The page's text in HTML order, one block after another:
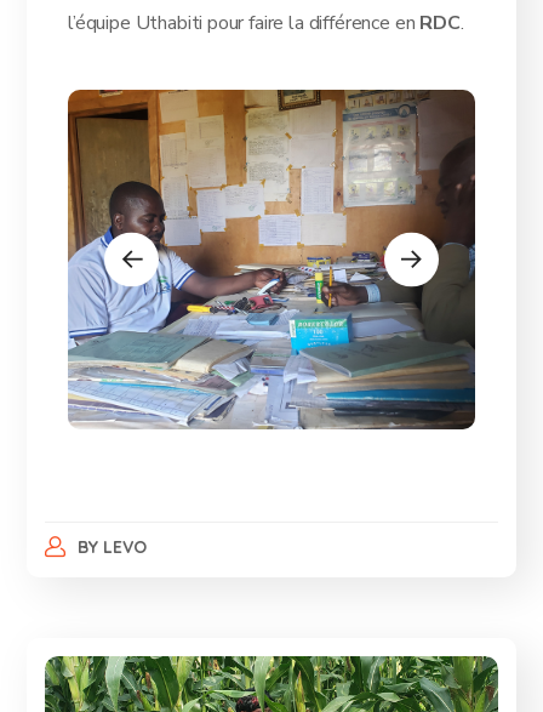
l’équipe Uthabiti pour faire la différence en RDC.
BY LEVO